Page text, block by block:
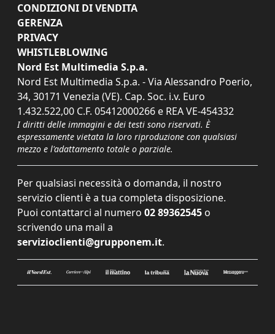
CONDIZIONI DI VENDITA
GERENZA
PRIVACY
WHISTLEBLOWING
Nord Est Multimedia S.p.a.
Nord Est Multimedia S.p.a. - Via Alessandro Poerio,
34, 30171 Venezia (VE). Cap. Soc. i.v. Euro
1.432.522,00 C.F. 05412000266 e REA VE-454332
I diritti delle immagini e dei testi sono riservati. È
espressamente vietata la loro riproduzione con qualsiasi
mezzo e l'adattamento totale o parziale.
Per qualsiasi necessità o domanda, il nostro
servizio clienti è a tua completa disposizione.
Puoi contattarci al numero 02 89362545 o
scrivendo una mail a
servizioclienti@grupponem.it.